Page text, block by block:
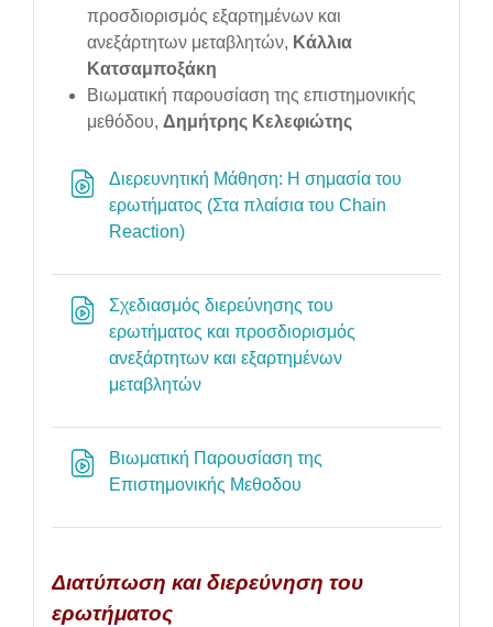
προσδιορισμός εξαρτημένων και
ανεξάρτητων μεταβλητών, Κάλλια
Κατσαμποξάκη
Βιωματική παρουσίαση της επιστημονικής
μεθόδου, Δημήτρης Κελεφιώτης
Διερευνητική Μάθηση: Η σημασία του
ερωτήματος (Στα πλαίσια του Chain
Reaction)URL
Σχεδιασμός διερεύνησης του
ερωτήματος και προσδιορισμός
ανεξάρτητων και εξαρτημένων
μεταβλητώνURL
Βιωματική Παρουσίαση της
Επιστημονικής Μεθοδου
Διατύπωση και διερεύνηση του
ερωτήματος